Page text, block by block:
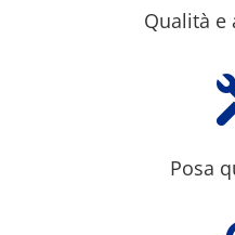
Qualità e
Posa